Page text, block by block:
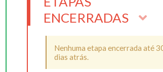
ENCERRADAS
Nenhuma etapa encerrada até
dias atrás.